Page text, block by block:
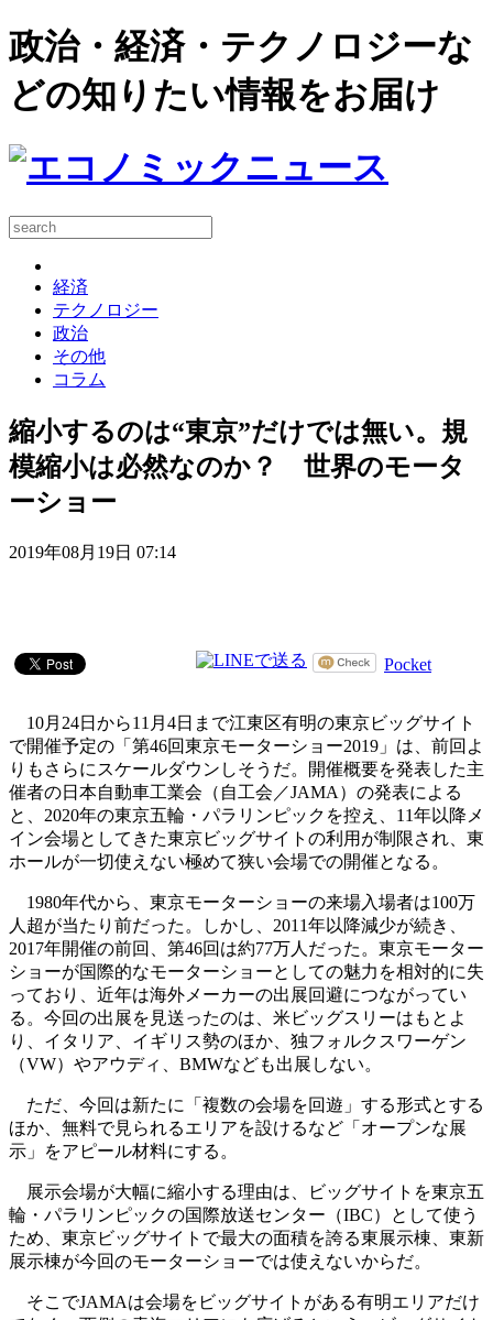
政治・経済・テクノロジーな
どの知りたい情報をお届け
経済
テクノロジー
政治
その他
コラム
縮小するのは“東京”だけでは無い。規
模縮小は必然なのか？ 世界のモータ
ーショー
2019年08月19日 07:14
Pocket
10月24日から11月4日まで江東区有明の東京ビッグサイト
で開催予定の「第46回東京モーターショー2019」は、前回よ
りもさらにスケールダウンしそうだ。開催概要を発表した主
催者の日本自動車工業会（自工会／JAMA）の発表による
と、2020年の東京五輪・パラリンピックを控え、11年以降メ
イン会場としてきた東京ビッグサイトの利用が制限され、東
ホールが一切使えない極めて狭い会場での開催となる。
1980年代から、東京モーターショーの来場入場者は100万
人超が当たり前だった。しかし、2011年以降減少が続き、
2017年開催の前回、第46回は約77万人だった。東京モーター
ショーが国際的なモーターショーとしての魅力を相対的に失
っており、近年は海外メーカーの出展回避につながってい
る。今回の出展を見送ったのは、米ビッグスリーはもとよ
り、イタリア、イギリス勢のほか、独フォルクスワーゲン
（VW）やアウディ、BMWなども出展しない。
ただ、今回は新たに「複数の会場を回遊」する形式とする
ほか、無料で見られるエリアを設けるなど「オープンな展
示」をアピール材料にする。
展示会場が大幅に縮小する理由は、ビッグサイトを東京五
輪・パラリンピックの国際放送センター（IBC）として使う
ため、東京ビッグサイトで最大の面積を誇る東展示棟、東新
展示棟が今回のモーターショーでは使えないからだ。
そこでJAMAは会場をビッグサイトがある有明エリアだけ